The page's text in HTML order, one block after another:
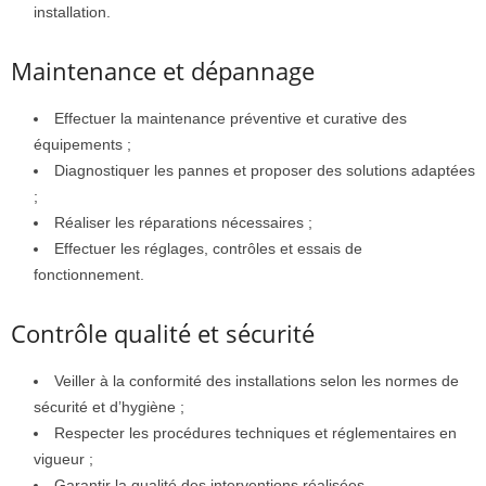
installation.
Maintenance et dépannage
Effectuer la maintenance préventive et curative des
équipements ;
Diagnostiquer les pannes et proposer des solutions adaptées
;
Réaliser les réparations nécessaires ;
Effectuer les réglages, contrôles et essais de
fonctionnement.
Contrôle qualité et sécurité
Veiller à la conformité des installations selon les normes de
sécurité et d’hygiène ;
Respecter les procédures techniques et réglementaires en
vigueur ;